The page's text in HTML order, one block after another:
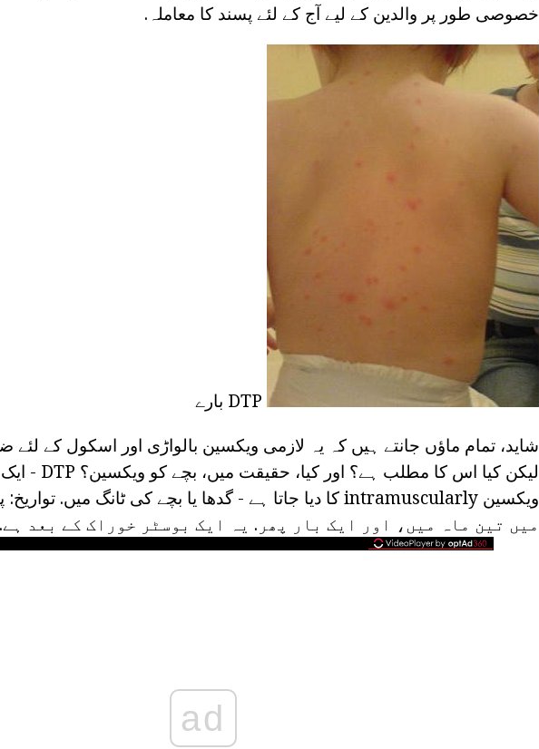
خصوصی طور پر والدین کے لیے آج کے لئے پسند کا معاملہ.
شاید، تمام ماؤں جانتے ہیں کہ یہ لازمی ویکسین بالواڑی اور اسکول کے
میں تین ماہ میں، اور ایک بار پھر. یہ ایک بوسٹر خوراک کے بعد ہے.
ad